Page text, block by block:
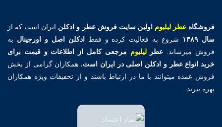
فروشگاهعطر لیلیوم اولین سایت فروش عطر و ادکلن ایران است که از
سال ۱۳۸۹
شروع به فعالیت کرده و فقط ادکلن اصل و اورجینال به
فروش میرساند. عطرلیلیوم مرجعی کامل از اطلاعات و قیمت برای
خرید انواع عطر و ادکلن اصلی در ایران است. همکاران گرامی از بخش
فروش عمده میتوانند با ما در ارتباط باشند و از تخفیفات ویژه همکاران
بهره ببرند.